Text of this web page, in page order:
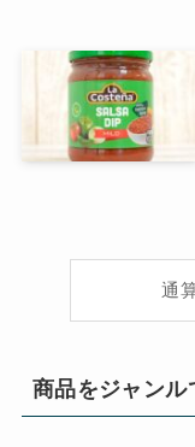
通
商品をジャンル